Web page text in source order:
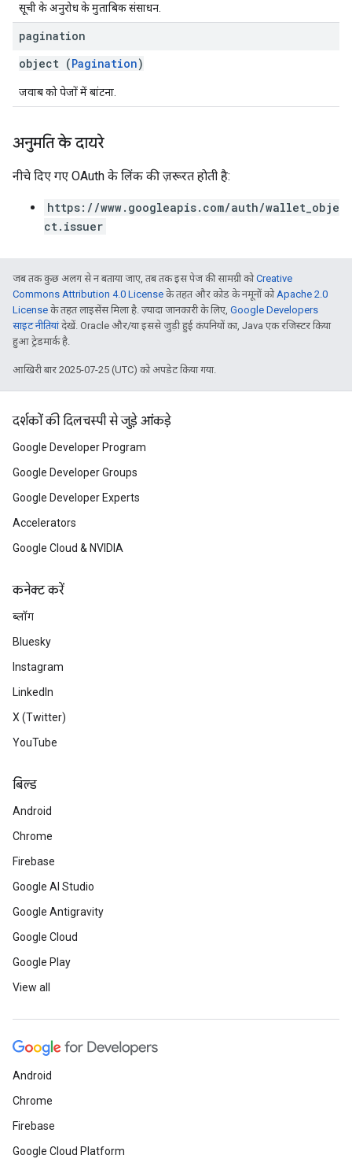
सूची के अनुरोध के मुताबिक संसाधन.
pagination
object (Pagination)
जवाब को पेजों में बांटना.
अनुमति के दायरे
नीचे दिए गए OAuth के लिंक की ज़रूरत हाेती है:
https://www.googleapis.com/auth/wallet_obje
ct.issuer
जब तक कुछ अलग से न बताया जाए, तब तक इस पेज की सामग्री कोCreative
Commons Attribution 4.0 License के तहत और कोड के नमूनों कोApache 2.0
License के तहत लाइसेंस मिला है. ज़्यादा जानकारी के लिए, Google Developers
साइट नीतियांदेखें. Oracle और/या इससे जुड़ी हुई कंपनियों का, Java एक रजिस्टर किया
हुआ ट्रेडमार्क है.
आखिरी बार 2025-07-25 (UTC) को अपडेट किया गया.
दर्शकों की दिलचस्पी से जुड़े आंकड़े
Google Developer Program
Google Developer Groups
Google Developer Experts
Accelerators
Google Cloud & NVIDIA
कनेक्ट करें
ब्लॉग
Bluesky
Instagram
LinkedIn
X (Twitter)
YouTube
बिल्ड
Android
Chrome
Firebase
Google AI Studio
Google Antigravity
Google Cloud
Google Play
View all
Android
Chrome
Firebase
Google Cloud Platform